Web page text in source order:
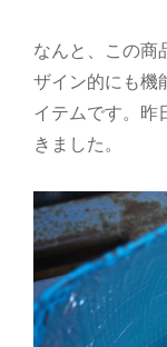
なんと、この
ザイン的にも機
イテムです。昨
きました。